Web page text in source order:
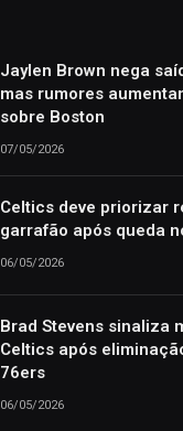
Jaylen Brown nega
mas rumores
sobre Boston
07/05/2026
Celtics deve priorizar
garrafão após queda
06/05/2026
Brad Stevens sinaliza
Celtics após
76ers
06/05/2026